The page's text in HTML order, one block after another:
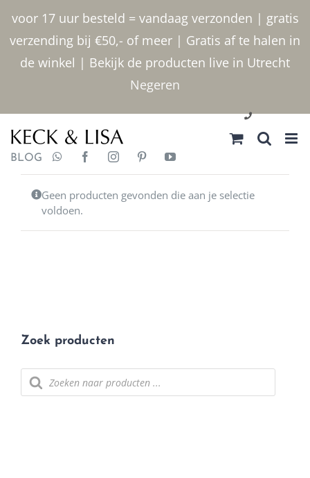
voor 17 uur besteld = vandaag verzonden | gratis
verzending bij €50,- of meer | Gratis af te halen in
de winkel | Bekijk de producten live in Utrecht
Negeren
inhoud
030 2400000
BLOG
Geen producten gevonden die aan je selectie
voldoen.
Zoek producten
Producten
zoeken